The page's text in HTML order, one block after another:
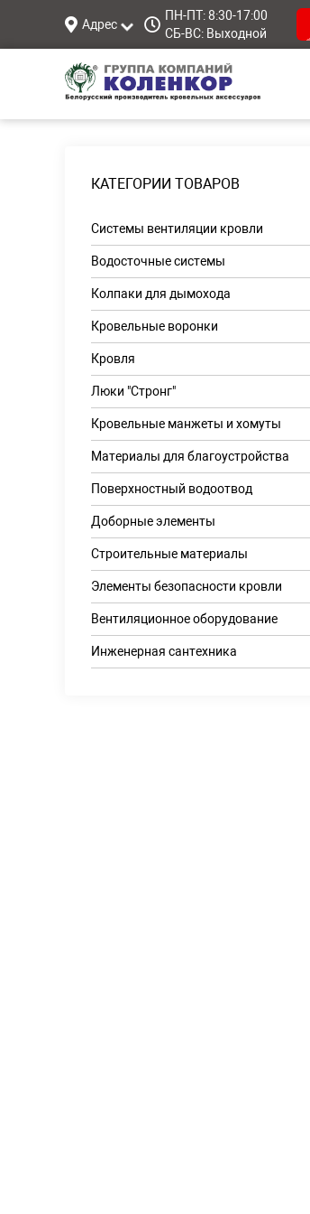
Адрес
ПН-ПТ: 8:30-17:00
СБ-ВС: Выходной
КАТЕГОРИИ ТОВАРОВ
Системы вентиляции кровли
Водосточные системы
Колпаки для дымохода
Кровельные воронки
Кровля
Люки "Стронг"
Кровельные манжеты и хомуты
Материалы для благоустройства
Поверхностный водоотвод
Доборные элементы
Строительные материалы
Элементы безопасности кровли
Вентиляционное оборудование
Инженерная сантехника